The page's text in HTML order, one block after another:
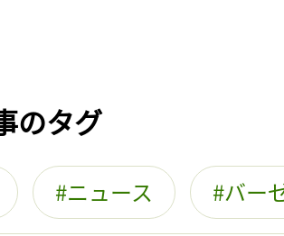
のタグ
ニュース バー